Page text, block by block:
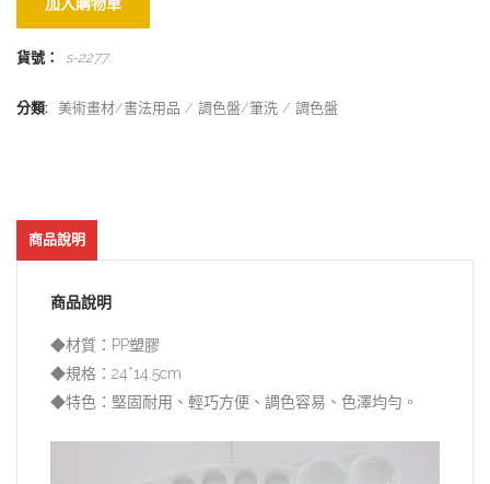
貨號： s-2277.
分類: 美術畫材/書法用品 調色盤/筆洗 調色盤
商品說明
商品說明
◆材質：PP塑膠
◆規格：24*14.5cm
◆特色：堅固耐用、輕巧方便、調色容易、色澤均勻。